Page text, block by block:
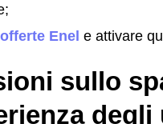
offerte Enel e attivare
sullo